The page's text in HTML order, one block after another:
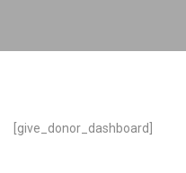
[give_donor_dashboard]